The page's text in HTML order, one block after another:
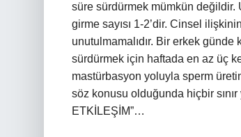
süre sürdürmek mümkün
girme sayısı 1-2’dir. Cinsel
unutulmamalıdır. Bir erkek
sürdürmek için haftada en az üç
mastürbasyon yoluyla sperm
söz konusu olduğunda hiçbir
ETKİLEŞİM”…